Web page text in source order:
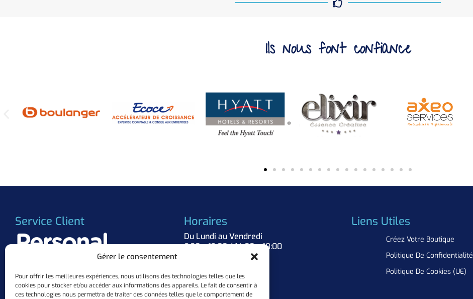
Gérer le consentement
Pour offrir les meilleures expériences, nous utilisons des technologies telles que les
cookies pour stocker et/ou accéder aux informations des appareils. Le fait de consentir à
ces technologies nous permettra de traiter des données telles que le comportement de
Ils nous font confiance
Service Client
+33 (0)3.57.84.37.63
Horaires
Du Lundi au Vendredi
8:30 – 12:00 / 14:00 – 18:00
Liens Utiles
Créez Votre Boutique
Politique De Confidentialité
Politique De Cookies (UE)